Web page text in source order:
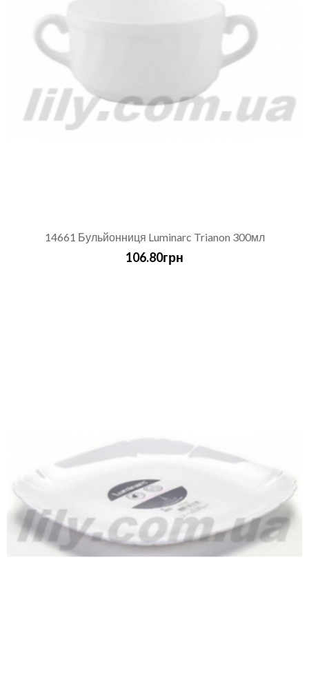
14661 Бульйонниця Luminarc Trianon 300мл
106.80грн